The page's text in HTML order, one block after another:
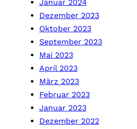
Januar 2024
Dezember 2023
Oktober 2023
September 2023
Mai 2023
April 2023
März 2023
Februar 2023
Januar 2023
Dezember 2022